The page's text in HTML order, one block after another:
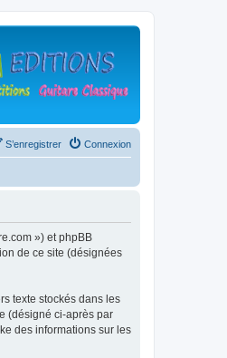
Connexion
S’enregistrer
») et phpBB
de ce site (désignées
texte stockés dans les
(désigné ci-après par
des informations sur les